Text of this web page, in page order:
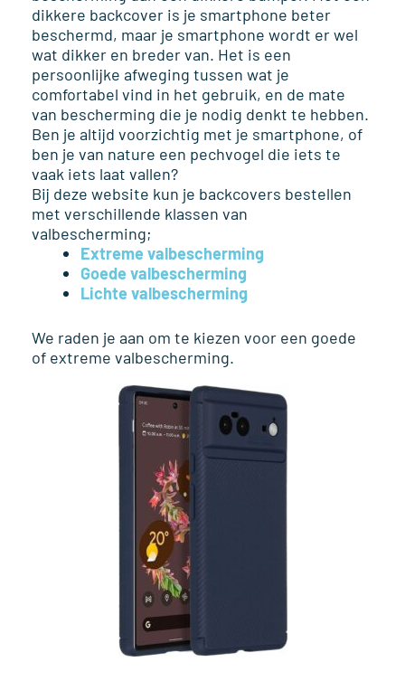
dikkere backcover is je smartphone beter
beschermd, maar je smartphone wordt er wel
wat dikker en breder van. Het is een
persoonlijke afweging tussen wat je
comfortabel vind in het gebruik, en de mate
van bescherming die je nodig denkt te hebben.
Ben je altijd voorzichtig met je smartphone, of
ben je van nature een pechvogel die iets te
vaak iets laat vallen?
Bij deze website kun je backcovers bestellen
met verschillende klassen van
valbescherming;
Extreme valbescherming
Goede valbescherming
Lichte valbescherming
We raden je aan om te kiezen voor een goede
of extreme valbescherming.